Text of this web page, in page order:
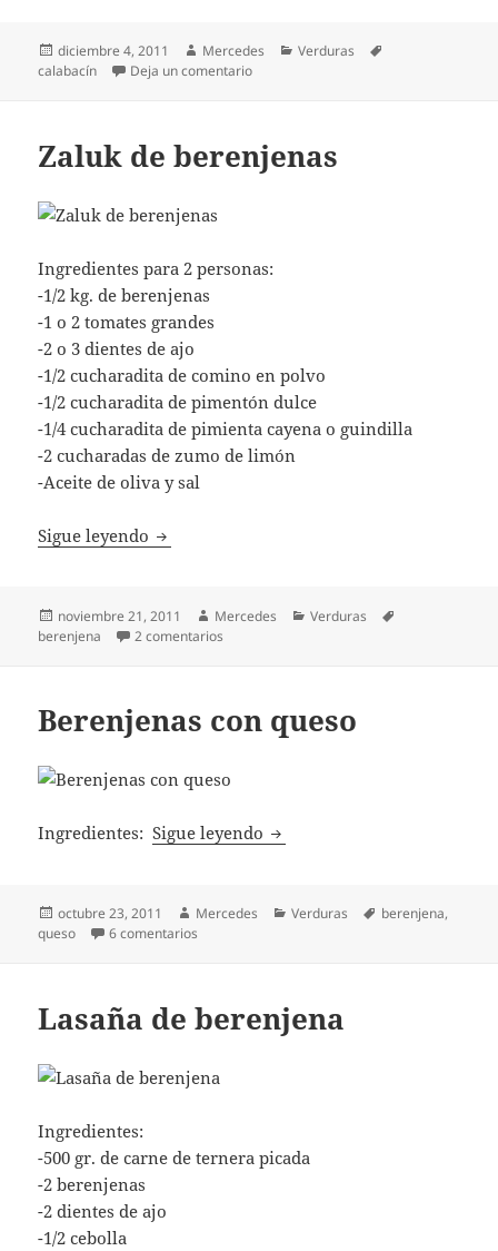
Publicado
el
diciembre 4, 2011 Autor
Mercedes Categorías
Verduras
calabacín
Deja un comentarioen Calabacines en vinagre
Zaluk de berenjenas
Ingredientes para 2 personas:
-1/2 kg. de berenjenas
-1 o 2 tomates grandes
-2 o 3 dientes de ajo
-1/2 cucharadita de comino en polvo
-1/2 cucharadita de pimentón dulce
-1/4 cucharadita de pimienta cayena o guindilla
-2 cucharadas de zumo de limón
-Aceite de oliva y sal
Sigue leyendo Zaluk de berenjenas
Publicado
el
noviembre 21, 2011 Autor
Mercedes Categorías
Verduras
berenjena
2 comentarios
Berenjenas con queso
Ingredientes:Sigue leyendo Berenjenas con queso
Publicado
el
octubre 23, 2011 Autor
Mercedes Categorías
Verduras Etiquetas
berenjena,
queso
6 comentarios
Lasaña de berenjena
Ingredientes:
-500 gr. de carne de ternera picada
-2 berenjenas
-2 dientes de ajo
-1/2 cebolla